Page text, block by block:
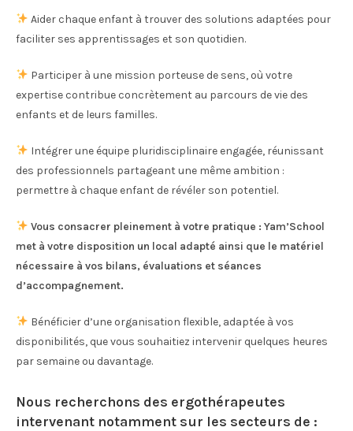
Aider chaque enfant à trouver des solutions adaptées pour
faciliter ses apprentissages et son quotidien.
Participer à une mission porteuse de sens, où votre
expertise contribue concrètement au parcours de vie des
enfants et de leurs familles.
Intégrer une équipe pluridisciplinaire engagée, réunissant
des professionnels partageant une même ambition :
permettre à chaque enfant de révéler son potentiel.
Vous consacrer pleinement à votre pratique : Yam’School
met à votre disposition un local adapté ainsi que le matériel
nécessaire à vos bilans, évaluations et séances
d’accompagnement.
Bénéficier d’une organisation flexible, adaptée à vos
disponibilités, que vous souhaitiez intervenir quelques heures
par semaine ou davantage.
Nous recherchons des ergothérapeutes
intervenant notamment sur les secteurs de :